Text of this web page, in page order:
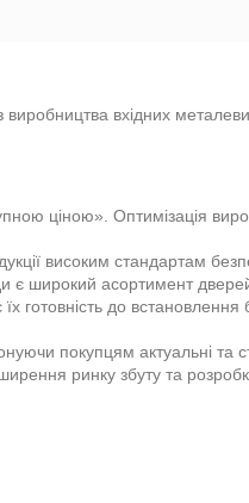
вхідних
ціною». Оптимізація
високим стандартам
широкий асортимент
готовність до
покупцям актуальні та
ринку збуту та